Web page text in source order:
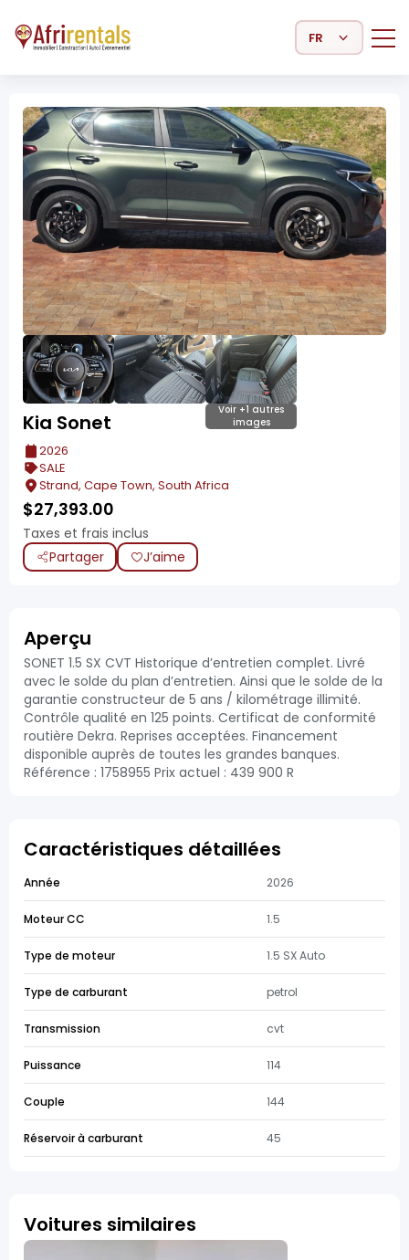
Select Language
Voir +1 autres
images
Kia Sonet
2026
SALE
Strand, Cape Town, South Africa
$27,393.00
Taxes et frais inclus
Partager
J’aime
Aperçu
SONET 1.5 SX CVT Historique d’entretien complet. Livré
avec le solde du plan d’entretien. Ainsi que le solde de la
garantie constructeur de 5 ans / kilométrage illimité.
Contrôle qualité en 125 points. Certificat de conformité
routière Dekra. Reprises acceptées. Financement
disponible auprès de toutes les grandes banques.
Référence : 1758955 Prix actuel : 439 900 R
Caractéristiques détaillées
Année 2026
Moteur CC 1.5
Type de moteur 1.5 SX Auto
Type de carburant petrol
Transmission cvt
Puissance 114
Couple 144
Réservoir à carburant 45
Voitures similaires